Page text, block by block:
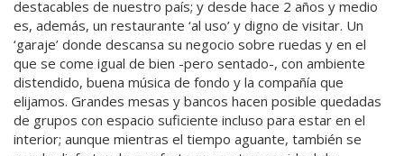
destacables de nuestro país; y desde hace 2 años y medio
es, además, un restaurante ‘al uso’ y digno de visitar. Un
‘garaje’ donde descansa su negocio sobre ruedas y en el
que se come igual de bien -pero sentado-, con ambiente
distendido, buena música de fondo y la compañía que
elijamos. Grandes mesas y bancos hacen posible quedadas
de grupos con espacio suficiente incluso para estar en el
interior; aunque mientras el tiempo aguante, también se